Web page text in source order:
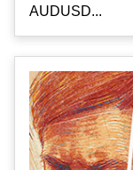
AUDUSD...